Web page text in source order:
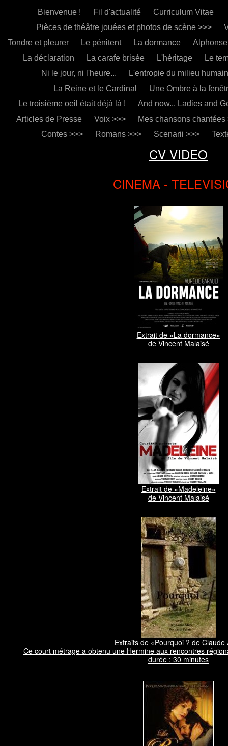
Bienvenue ! Fil d'actualité Curriculum Vitae
Pièces de théâtre jouées et photos de scène >>>
Tondre et pleurer
Le pénitent La dormance
La déclaration
La carafe brisée L'héritage
Le
Ni le jour, ni l'heure...
L'entropie du milieu
La Reine et le Cardinal
Une Ombre à la
Le troisième oeil était déjà là !
And now... Ladies and
Articles de Presse
Voix >>>
Mes chansons
Contes >>>
Romans >>> Scenarii >>>
CV VIDEO
CINEMA -
Extrait de «La dormance»
de Vincent Malaisé
Extrait de «Madeleine»
de Vincent Malaisé
Extraits de «Pourquoi ? de Claude
Ce court métrage a obtenu une Hermine aux rencontres
durée : 30 minutes